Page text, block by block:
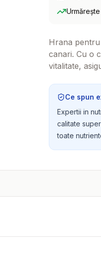
Hrana
canari. Cu o
vitalitate,
Ce spun
Expertii in
calitate
toate